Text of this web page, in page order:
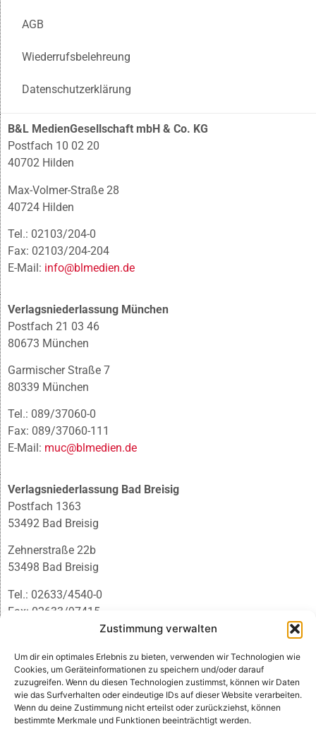
Zustimmung verwalten
Um dir ein optimales Erlebnis zu bieten, verwenden wir Technologien wie
Cookies, um Geräteinformationen zu speichern und/oder darauf
zuzugreifen. Wenn du diesen Technologien zustimmst, können wir Daten
wie das Surfverhalten oder eindeutige IDs auf dieser Website verarbeiten.
Wenn du deine Zustimmung nicht erteilst oder zurückziehst, können
bestimmte Merkmale und Funktionen beeinträchtigt werden.
AGB
Wiederrufsbelehreung
Datenschutzerklärung
B&L MedienGesellschaft mbH & Co. KG
Postfach 10 02 20
40702 Hilden
Max-Volmer-Straße 28
40724 Hilden
Tel.: 02103/204-0
Fax: 02103/204-204
E-Mail: info@blmedien.de
Verlagsniederlassung München
Postfach 21 03 46
80673 München
Garmischer Straße 7
80339 München
Tel.: 089/37060-0
Fax: 089/37060-111
E-Mail: muc@blmedien.de
Verlagsniederlassung Bad Breisig
Postfach 1363
53492 Bad Breisig
Zehnerstraße 22b
53498 Bad Breisig
Tel.: 02633/4540-0
Fax: 02633/97415
infobb@blmedien.de